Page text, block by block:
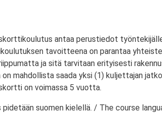
antaa perustiedot
tavoitteena on parantaa
ja sitä tarvitaan erityisesti
mahdollista saada yksi (1) kuljettajan
on voimassa 5 vuotta.
pidetään suomen kielellä. / The course